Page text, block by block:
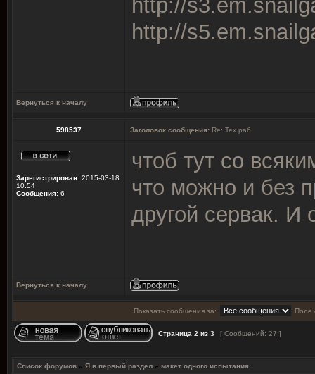
http://
http://
Вернуться к началу
598537 Заголовок сообщения: Re: Тех раб
Зарегистрирован: 2015-03-18
10:54
Сообщения: 6
чтоб тут со
что можно и без
другой сервак. И
Вернуться к началу
Показать сообщения за: Поле
Страница 2 из 3 [ Сообщений: 27 ]
Список форумов » Я в первый раздел » макет одного испытания